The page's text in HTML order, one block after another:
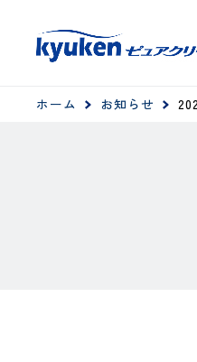
ホーム お知らせ